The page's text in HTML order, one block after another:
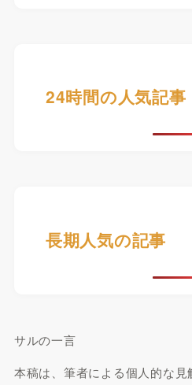
24時間の人気記事
長期人気の記事
サルの一言
本稿は、筆者による個人的な